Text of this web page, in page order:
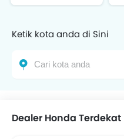
Ketik kota anda di Sini
Dealer Honda Terdekat